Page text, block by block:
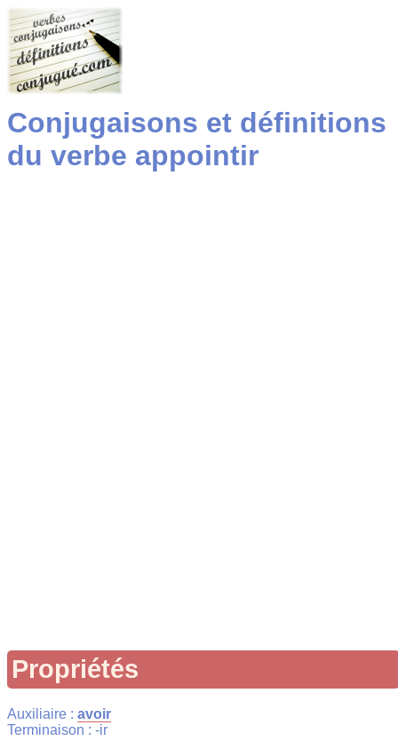
Conjugaisons et définitions
du verbe appointir
Propriétés
Auxiliaire : avoir
Terminaison : -ir